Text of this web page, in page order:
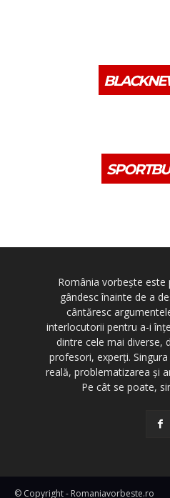
România vorbește
gândesc înainte de a
cântăresc
interlocutorii pentru a-i
dintre cele mai diverse,
profesori, experți.
reală, problematizarea și
Pe cât se poate,
© Copyright - Romaniavorbeste.ro